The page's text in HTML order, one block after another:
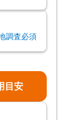
調査必須
目安